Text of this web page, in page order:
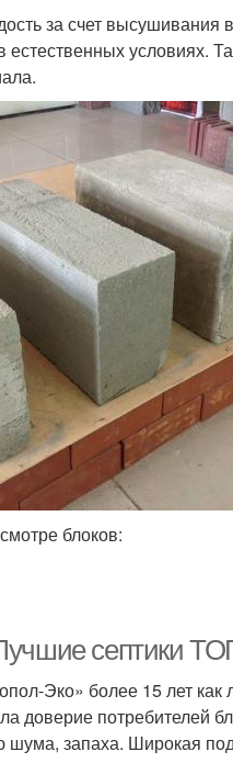
за счет
условиях.
блоков:
септики
Эко» более 15 лет как
доверие потребителей
запаха. Широкая